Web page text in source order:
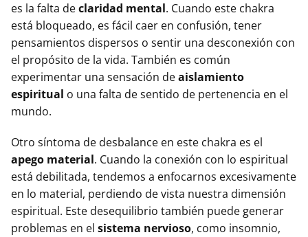
es la falta declaridad mental. Cuando este chakra
está bloqueado, es fácil caer en confusión, tener
pensamientos dispersos o sentir una desconexión con
el propósito de la vida. También es común
experimentar una sensación deaislamiento
espiritual o una falta de sentido de pertenencia en el
mundo.
Otro síntoma de desbalance en este chakra es el
apego material. Cuando la conexión con lo espiritual
está debilitada, tendemos a enfocarnos excesivamente
en lo material, perdiendo de vista nuestra dimensión
espiritual. Este desequilibrio también puede generar
problemas en el sistema nervioso, como insomnio,